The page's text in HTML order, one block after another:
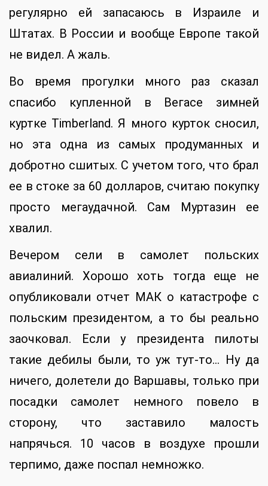
регулярно ей запасаюсь в Израиле и
Штатах. В России и вообще Европе такой
не видел. А жаль.
Во время прогулки много раз сказал
спасибо купленной в Вегасе зимней
куртке Timberland. Я много курток сносил,
но эта одна из самых продуманных и
добротно сшитых. С учетом того, что брал
ее в стоке за 60 долларов, считаю покупку
просто мегаудачной. Сам Муртазин ее
хвалил.
Вечером сели в самолет польских
авиалиний. Хорошо хоть тогда еще не
опубликовали отчет МАК о катастрофе с
польским президентом, а то бы реально
заочковал. Если у президента пилоты
такие дебилы были, то уж тут-то… Ну да
ничего, долетели до Варшавы, только при
посадки самолет немного повело в
сторону, что заставило малость
напрячься. 10 часов в воздухе прошли
терпимо, даже поспал немножко.